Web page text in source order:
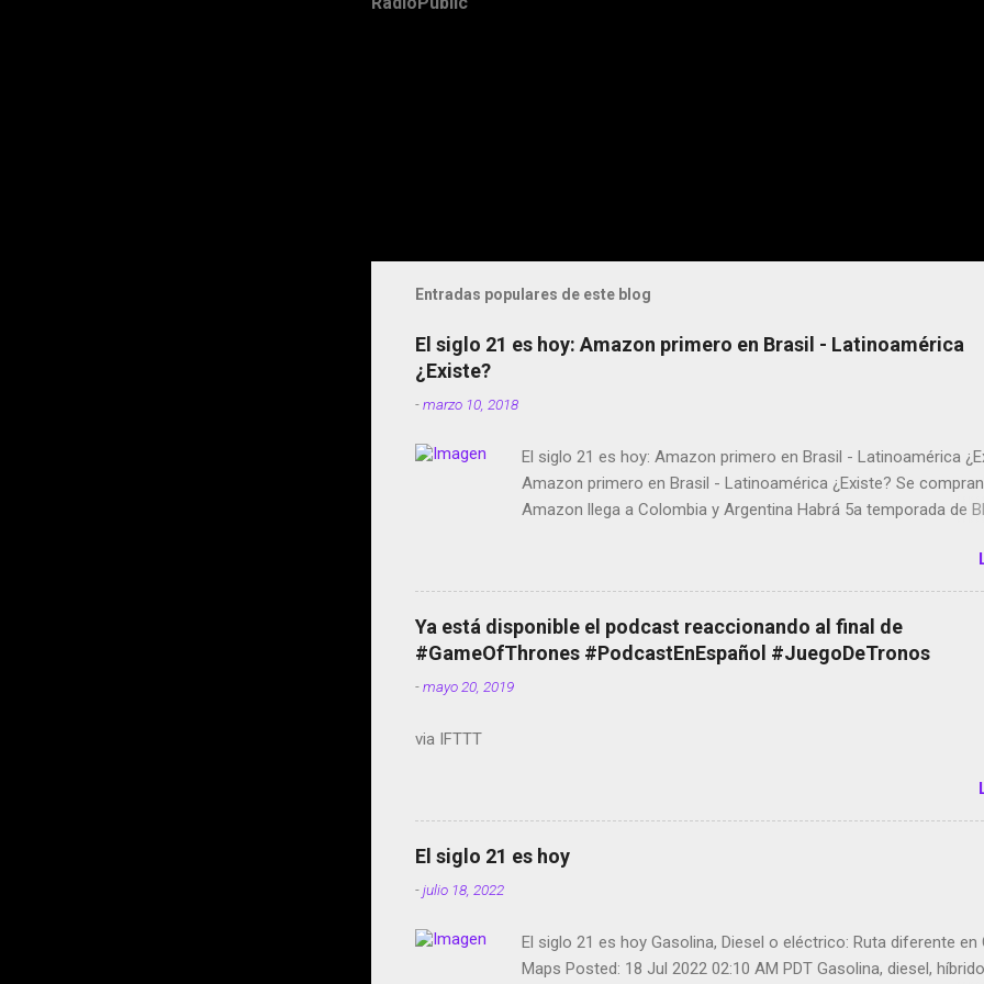
Entradas populares de este blog
El siglo 21 es hoy: Amazon primero en Brasil - Latinoamérica
¿Existe?
-marzo 10, 2018
El siglo 21 es hoy: Amazon primero en Brasil - Latinoamérica
Amazon primero en Brasil - Latinoamérica ¿Existe? Se
Amazon llega a Colombia y Argentina Habrá 5a temporada de
copyright en Instagram Música y vídeo selfies en la red social
Scott saca a Kevin Spacey de su película Francisco regaña a
el smartphone en sus misas La serie de la Tierra Media GoBee -
de bicicletas de alquiler Stop Motion en Instagram Vodafone:
tumbado. Amazon Music: Chingo yo, chingas tu... http://amzn.to/
Ya está disponible el podcast reaccionando al final de
#GameOfThrones #PodcastEnEspañol #JuegoDeTronos
-mayo 20, 2019
via IFTTT
El siglo 21 es hoy
-julio 18, 2022
El siglo 21 es hoy Gasolina, Diesel o eléctrico: Ruta diferente en
Maps Posted: 18 Jul 2022 02:10 AM PDT Gasolina, diesel,